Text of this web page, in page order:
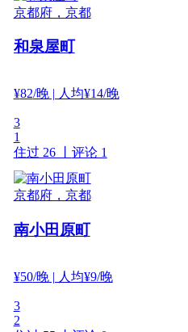
京都府，京都
和泉屋町
¥82/晚| 人均¥14/晚
3
1
住过 26 丨 评论 1
京都府，京都
南小田原町
¥50/晚| 人均¥9/晚
3
2